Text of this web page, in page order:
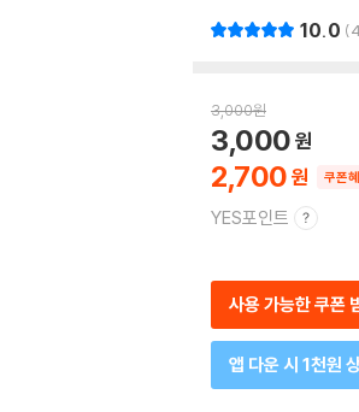
10.0 4
3,000원
2,700
3,000
쿠폰
YES포인트
사용 가능한 쿠폰
앱 다운 시 1천원